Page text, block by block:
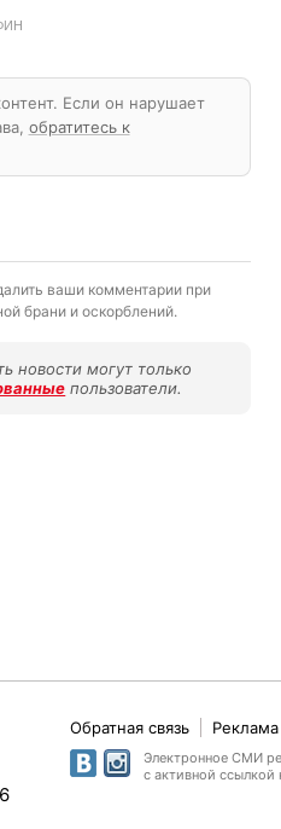
Если он нарушает
обратитесь к
ваши комментарии при
брани и оскорблений.
новости могут только
пользователи.
Обратная связь
Электронное СМИ
с активной ссылкой